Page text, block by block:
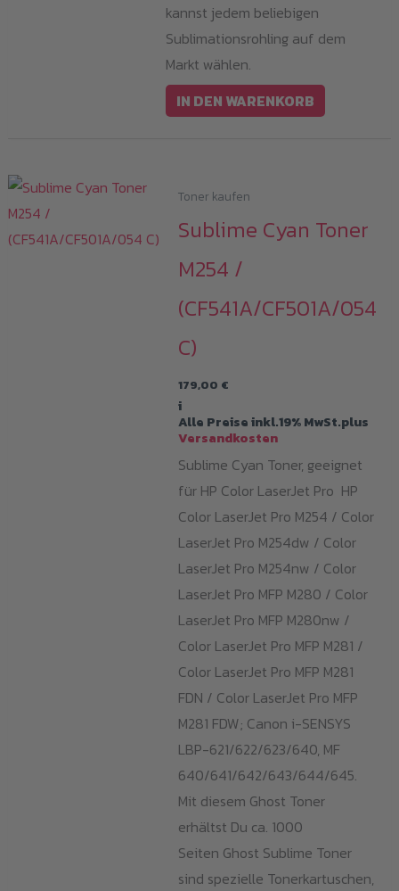
kannst jedem beliebigen
Sublimationsrohling auf dem
Markt wählen.
IN DEN WARENKORB
Toner kaufen
Sublime Cyan Toner
M254 /
(CF541A/CF501A/054
C)
179,00 €
i
Alle Preise inkl.19% MwSt.plus
Versandkosten
Sublime Cyan Toner, geeignet
für HP Color LaserJet Pro HP
Color LaserJet Pro M254 / Color
LaserJet Pro M254dw / Color
LaserJet Pro M254nw / Color
LaserJet Pro MFP M280 / Color
LaserJet Pro MFP M280nw /
Color LaserJet Pro MFP M281 /
Color LaserJet Pro MFP M281
FDN / Color LaserJet Pro MFP
M281 FDW; Canon i-SENSYS
LBP-621/622/623/640, MF
640/641/642/643/644/645.
Mit diesem Ghost Toner
erhältst Du ca. 1000
Seiten Ghost Sublime Toner
sind spezielle Tonerkartuschen,